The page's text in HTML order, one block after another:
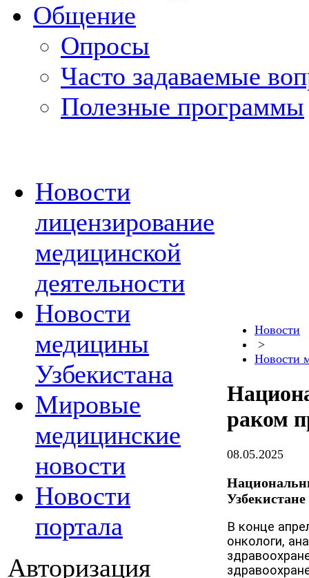
Общение
Опросы
Часто задаваемые
Полезные программы
Новости
лицензирование
медицинской
деятельности
Новости
медицины
Узбекистана
Мировые
медицинские
новости
Новости
портала
Авторизация
Новости
>
Новости
раком
08.05.2025
Узбекистане
В конце
онкологи,